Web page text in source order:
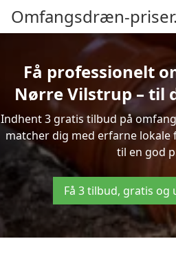
Omfangsdræn-
Få professionelt
Nørre Vilstrup – til
Indhent 3 gratis tilbud på
matcher dig med erfarne
til en god
Få 3 tilbud, gratis